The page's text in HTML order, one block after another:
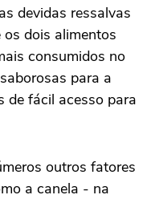
devidas ressalvas
dois alimentos
consumidos no
para a
de fácil acesso para
outros fatores
a canela - na